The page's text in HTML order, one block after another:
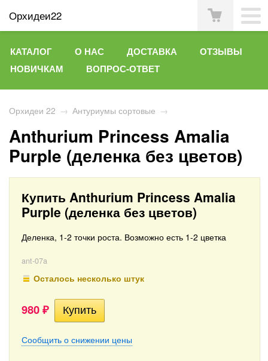
Орхидеи22
КАТАЛОГ О НАС ДОСТАВКА
ОТЗЫВЫ
НОВИЧКАМ
ВОПРОС-ОТВЕТ
Орхидеи 22 → Антуриумы сортовые →
Anthurium Princess Amalia
Purple (деленка без цветов)
Купить Anthurium Princess Amalia
Purple (деленка без цветов)
Деленка, 1-2 точки роста. Возможно есть 1-2 цветка
ant-07a
Осталось несколько штук
980 ₽
Сообщить о снижении цены